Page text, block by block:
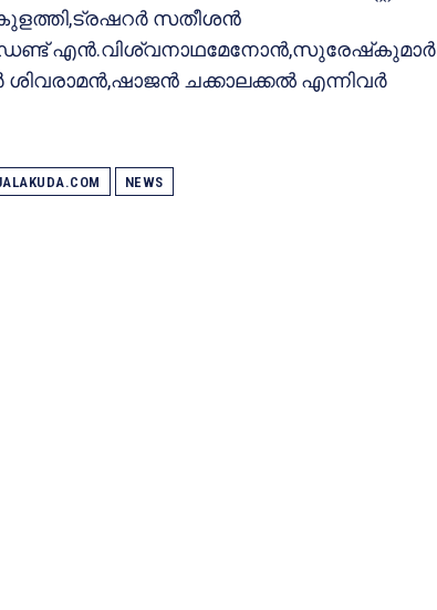
സതീശന്‍
എന്‍.വിശ്വനാഥമേനോന്‍,സുരേഷ്‌കുമാര്‍
ചക്കാലക്കല്‍ എന്നിവര്‍
NEWS